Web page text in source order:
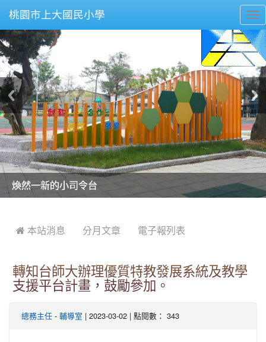
桃園市上大國民小學
美麗的操場是我們活力的來源
美麗的操場是我們活力的來源
煥然一新的小司令台
煥然一新的小司令台
富含桃園埤塘田園風光意象的中廊
富含桃園埤塘田園風光意象的中廊
嶄新的中庭廣場
嶄新的中庭廣場
水生池生生不息
水生池生生不息
 本站消息 分月文章 電子報列表
轉知台師大辦理優質特教發展系統及教學
支援平台計畫，鼓勵參加。
總務主任 - 輔導室 | 2023-03-02 | 點閱數： 343